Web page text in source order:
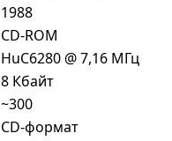
1988
CD-ROM
HuC6280 @ 7,16 МГц
8 Кбайт
~300
CD-формат